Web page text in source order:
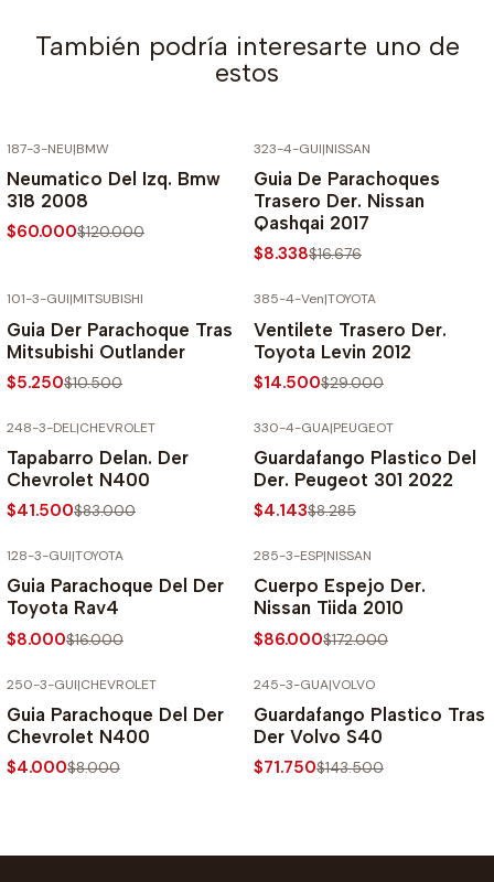
También podría interesarte uno de
estos
187-3-NEU|BMW
Neumatico Del Izq. Bmw
318 2008
$60.000$120.000
323-4-GUI|NISSAN
Guia De Parachoques
Trasero Der. Nissan
Qashqai 2017
$8.338$16.676
101-3-GUI|MITSUBISHI
Guia Der Parachoque Tras
Mitsubishi Outlander
$5.250$10.500
385-4-Ven|TOYOTA
Ventilete Trasero Der.
Toyota Levin 2012
$14.500$29.000
248-3-DEL|CHEVROLET
Tapabarro Delan. Der
Chevrolet N400
$41.500$83.000
330-4-GUA|PEUGEOT
Guardafango Plastico Del
Der. Peugeot 301 2022
$4.143$8.285
128-3-GUI|TOYOTA
Guia Parachoque Del Der
Toyota Rav4
$8.000$16.000
285-3-ESP|NISSAN
Cuerpo Espejo Der.
Nissan Tiida 2010
$86.000$172.000
250-3-GUI|CHEVROLET
Guia Parachoque Del Der
Chevrolet N400
$4.000$8.000
245-3-GUA|VOLVO
Guardafango Plastico Tras
Der Volvo S40
$71.750$143.500